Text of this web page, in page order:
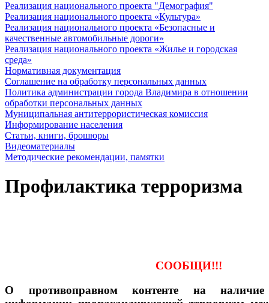
Реализация национального проекта "Демография"
Реализация национального проекта «Культура»
Реализация национального проекта «Безопасные и
качественные автомобильные дороги»
Реализация национального проекта «Жилье и городская
среда»
Нормативная документация
Соглашение на обработку персональных данных
Политика администрации города Владимира в отношении
обработки персональных данных
Муниципальная антитеррористическая комиссия
Информирование населения
Статьи, книги, брошюры
Видеоматериалы
Методические рекомендации, памятки
Профилактика терроризма
СООБЩИ!!!
О противоправном контенте на наличие